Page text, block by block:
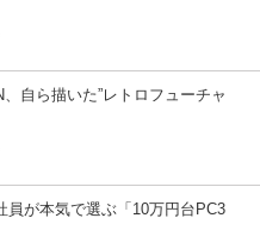
自ら描いた”レトロフューチャ
員が本気で選ぶ「10万円台PC3